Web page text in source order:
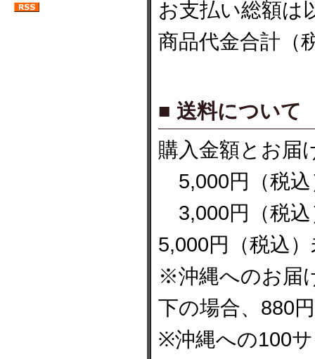
お支払い総額は
商品代金合計（
■ 送料について
購入金額とお届
5,000円（税込
3,000円（税込
5,000円（税込
※沖縄へのお届
下の場合、880
※沖縄への100